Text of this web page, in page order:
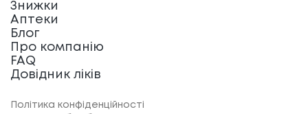
Знижки
Аптеки
Блог
Про компанію
FAQ
Довідник ліків
Політика конфіденційності